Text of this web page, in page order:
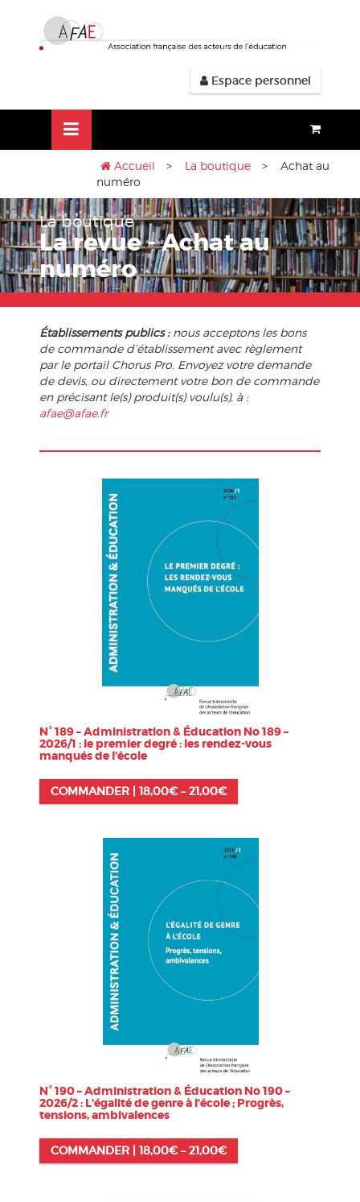
contenu
Espace personnel
Accueil > La boutique
> Achat au
numéro
La boutique
La revue - Achat au
numéro
Établissements publics : nous acceptons les bons
de commande d’établissement avec règlement
par le portail Chorus Pro. Envoyez votre demande
de devis, ou directement votre bon de commande
en précisant le(s) produit(s) voulu(s), à :
afae@afae.fr
N° 189 – Administration & Éducation No 189 –
2026/1 : le premier degré : les rendez-vous
manqués de l’école
COMMANDER | 18,00€–21,00€
N° 190 – Administration & Éducation No 190 –
2026/2 : L’égalité de genre à l’école ; Progrès,
tensions, ambivalences
COMMANDER | 18,00€–21,00€